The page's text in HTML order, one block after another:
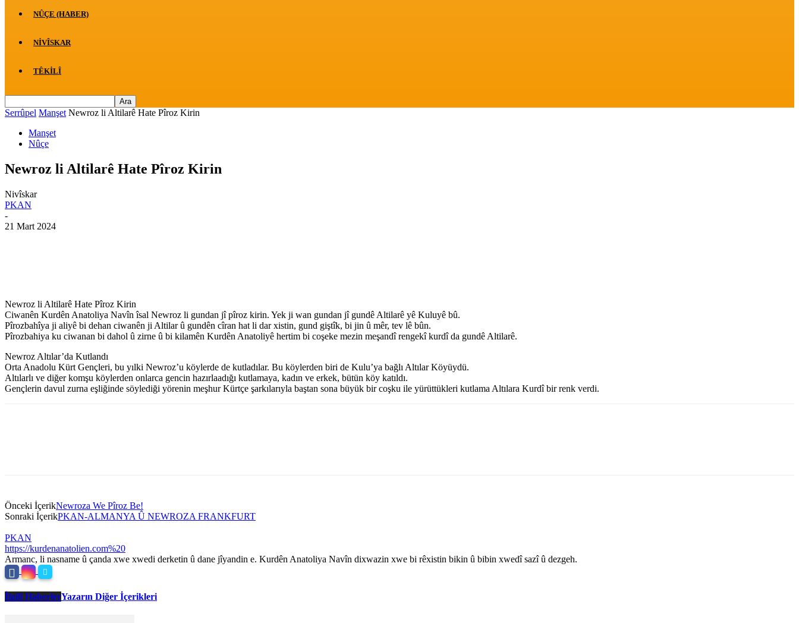
NÛÇE (HABER)
NIVÎSKAR
TÊKILÎ
Serrûpel Manşet Newroz li Altilarê Hate Pîroz Kirin
Manşet
Nûçe
Newroz li Altilarê Hate Pîroz Kirin
Nivîskar
PKAN
-
21 Mart 2024
Newroz li Altilarê Hate Pîroz Kirin
Ciwanên Kurdên Anatoliya Navîn îsal Newroz li gundan jî pîroz kirin. Yek ji wan gundan jî gundê Altilarê yê Kuluyê bû.
Pîrozbahîya ji aliyê bi dehan ciwanên ji Altilar û gundên cîran hat li dar xistin, gund giştîk, bi jin û mêr, tev lê bûn.
Pîrozbahiya ku ciwanan bi dahol û zirne û bi kilamên Kurdên Anatoliyê hertim bi coşeke mezin meşandî rengekî kurdî da gundê Altilarê.
Newroz Altılar’da Kutlandı
Orta Anadolu Kürt Gençleri, bu yılki Newroz’u köylerde de kutladılar. Bu köylerden biri de Kulu’ya bağlı Altılar Köyüydü.
Altılarlı ve diğer komşu köylerden onlarca gencin hazırlaadığı kutlamaya, kadın ve erkek, bütün köy katıldı.
Gençlerin davul zurna eşliğinde söylediği yörenin meşhur Kürtçe şarkılarıyla baştan sona büyük bir coşku ile yürüttükleri kutlama Altılara Kurdî bir renk verdi.
Önceki İçerikNewroza We Pîroz Be!
Sonraki İçerikPKAN-ALMANYA Û NEWROZA FRANKFURT
PKAN
https://kurdenanatolien.com%20
Armanc, li nasname û çanda xwe xwedi derketin û dane jîyandin e. Kurdên Anatoliya Navîn dixwazin xwe bi rêxistin bikin û bibin xwedî sazî û dezgeh.
İlgili HaberlerYazarın Diğer İçerikleri